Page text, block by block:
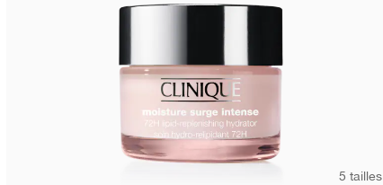
5 tailles